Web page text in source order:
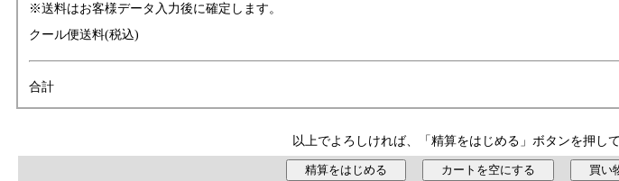
※送料はお客様データ入力後に確定します。
クール便送料(税込)
合計
以上でよろしければ、「精算をはじめる」ボタンを押して